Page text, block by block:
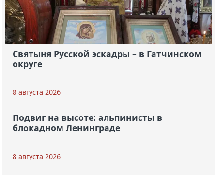
Святыня Русской эскадры – в Гатчинском
округе
8 августа 2026
Подвиг на высоте: альпинисты в
блокадном Ленинграде
8 августа 2026